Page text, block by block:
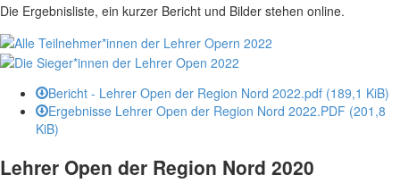
Die Ergebnisliste, ein kurzer Bericht und Bilder stehen online.
Bericht - Lehrer Open der Region Nord 2022.pdf (189,1 KiB)
Ergebnisse Lehrer Open der Region Nord 2022.PDF (201,8
KiB)
Lehrer Open der Region Nord 2020